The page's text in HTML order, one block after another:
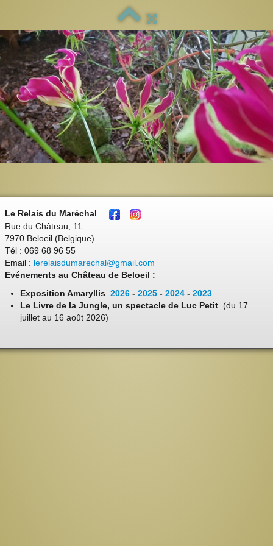
Le Relais du Maréchal
Rue du Château, 11
7970 Beloeil (Belgique)
Tél : 069 68 96 55
Email : lerelaisdumarechal@gmail.com
Evénements au Château de Beloeil :
Exposition Amaryllis 2026 - 2025 - 2024 - 2023
Le Livre de la Jungle, un spectacle de Luc Petit (du 17
juillet au 16 août 2026)